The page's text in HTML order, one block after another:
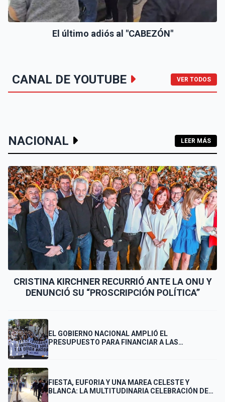
El último adiós al "CABEZÓN"
CANAL DE YOUTUBE VER TODOS
NACIONAL LEER MÁS
CRISTINA KIRCHNER RECURRIÓ ANTE LA ONU Y
DENUNCIÓ SU “PROSCRIPCIÓN POLÍTICA”
EL GOBIERNO NACIONAL AMPLIÓ EL
PRESUPUESTO PARA FINANCIAR A LAS
FIESTA, EUFORIA Y UNA MAREA CELESTE Y
BLANCA: LA MULTITUDINARIA CELEBRACIÓN DE